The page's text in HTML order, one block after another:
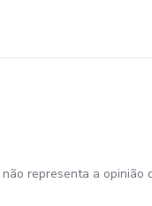
representa a opinião